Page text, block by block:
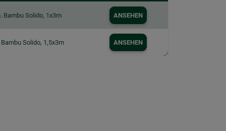
Bambu Solido, 1x3m ANSEHEN
Solido, 1,5x3m ANSEHEN